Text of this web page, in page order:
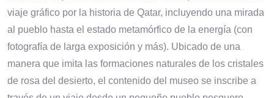
viaje gráfico por la historia de Qatar, incluyendo una mirada
al pueblo hasta el estado metamórfico de la energía (con
fotografía de larga exposición y más). Ubicado de una
manera que imita las formaciones naturales de los cristales
de rosa del desierto, el contenido del museo se inscribe a